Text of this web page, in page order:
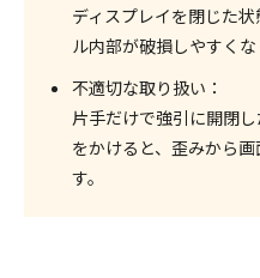
ディスプレイを閉じた
ル内部が破損しやすくな
不適切な取り扱い ：
片手だけで強引に開閉
をかけると、歪みから
す。